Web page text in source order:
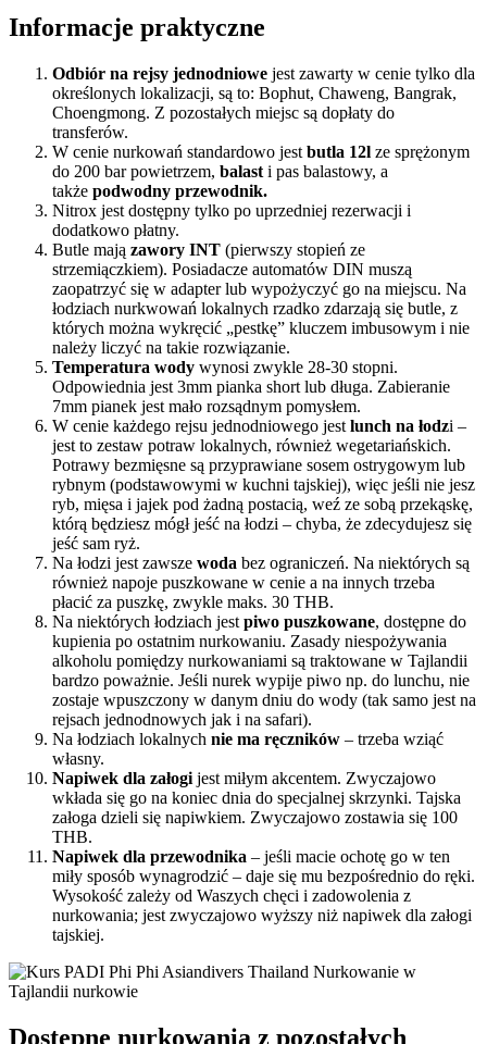
Informacje praktyczne
Odbiór na rejsy jednodniowe jest zawarty w cenie tylko dla
określonych lokalizacji, są to: Bophut, Chaweng, Bangrak,
Choengmong. Z pozostałych miejsc są dopłaty do
transferów.
W cenie nurkowań standardowo jest butla 12l ze sprężonym
do 200 bar powietrzem, balast i pas balastowy, a
także podwodny przewodnik.
Nitrox jest dostępny tylko po uprzedniej rezerwacji i
dodatkowo płatny.
Butle mają zawory INT (pierwszy stopień ze
strzemiączkiem). Posiadacze automatów DIN muszą
zaopatrzyć się w adapter lub wypożyczyć go na miejscu. Na
łodziach nurkwowań lokalnych rzadko zdarzają się butle, z
których można wykręcić „pestkę” kluczem imbusowym i nie
należy liczyć na takie rozwiązanie.
Temperatura wody wynosi zwykle 28-30 stopni.
Odpowiednia jest 3mm pianka short lub długa. Zabieranie
7mm pianek jest mało rozsądnym pomysłem.
W cenie każdego rejsu jednodniowego jest lunch na łodzi –
jest to zestaw potraw lokalnych, również wegetariańskich.
Potrawy bezmięsne są przyprawiane sosem ostrygowym lub
rybnym (podstawowymi w kuchni tajskiej), więc jeśli nie jesz
ryb, mięsa i jajek pod żadną postacią, weź ze sobą przekąskę,
którą będziesz mógł jeść na łodzi – chyba, że zdecydujesz się
jeść sam ryż.
Na łodzi jest zawsze woda bez ograniczeń. Na niektórych są
również napoje puszkowane w cenie a na innych trzeba
płacić za puszkę, zwykle maks. 30 THB.
Na niektórych łodziach jest piwo puszkowane, dostępne do
kupienia po ostatnim nurkowaniu. Zasady niespożywania
alkoholu pomiędzy nurkowaniami są traktowane w Tajlandii
bardzo poważnie. Jeśli nurek wypije piwo np. do lunchu, nie
zostaje wpuszczony w danym dniu do wody (tak samo jest na
rejsach jednodnowych jak i na safari).
Na łodziach lokalnych nie ma ręczników – trzeba wziąć
własny.
Napiwek dla załogi jest miłym akcentem. Zwyczajowo
wkłada się go na koniec dnia do specjalnej skrzynki. Tajska
załoga dzieli się napiwkiem. Zwyczajowo zostawia się 100
THB.
Napiwek dla przewodnika – jeśli macie ochotę go w ten
miły sposób wynagrodzić – daje się mu bezpośrednio do ręki.
Wysokość zależy od Waszych chęci i zadowolenia z
nurkowania; jest zwyczajowo wyższy niż napiwek dla załogi
tajskiej.
Dostępne nurkowania z pozostałych